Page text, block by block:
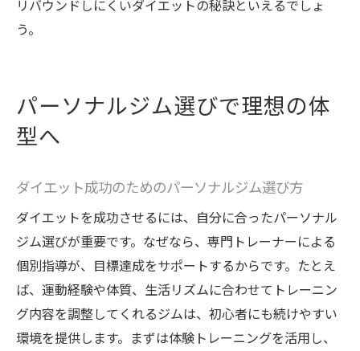
フィットネス初心者におすすめの施設選び
体験トレーニングで自分に合うジムを見極
める
ト
専門家の指導を最大限活かすコツ
リバウンドしにくいダイエットの秘訣といえるでしょ
う。
パーソナルジム選びで理想の体
型へ
ダイエット成功のためのパーソナルジム選び方
ダイエットを成功させるには、自分に合ったパーソナル
ジム選びが重要です。なぜなら、専門トレーナーによる
個別指導が、目標達成をサポートするからです。たとえ
ば、運動経験や体質、生活リズムに合わせてトレーニン
グ内容を調整してくれるジムは、初心者にも続けやすい
環境を提供します。まずは体験トレーニングを活用し、